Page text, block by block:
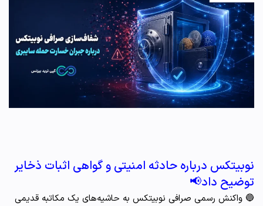
نوبیتکس درباره حادثه امنیتی و گواهی اثبات ذخایر
توضیح داد📢
🔵 واکنش رسمی صرافی نوبیتکس به حاشیه‌های یک مکاتبه قدیمی